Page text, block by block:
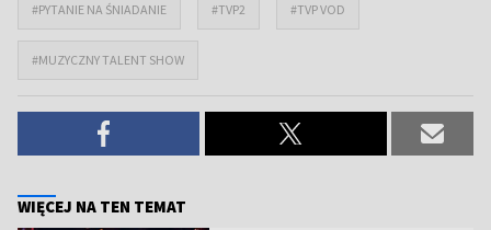
#PYTANIE NA ŚNIADANIE #TVP2 #TVP VOD
#MUZYCZNY TALENT SHOW
WIĘCEJ NA TEN TEMAT